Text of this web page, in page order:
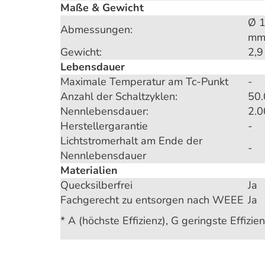
Maße & Gewicht
Abmessungen:
Ø
mm
Gewicht:
Lebensdauer
Maximale Temperatur am Tc-Punkt
-
Anzahl der Schaltzyklen:
Nennlebensdauer:
Herstellergarantie
-
Lichtstromerhalt am Ende der
Nennlebensdauer
-
Materialien
Quecksilberfrei
Ja
Fachgerecht zu entsorgen nach WEEE Ja
* A (höchste Effizienz), G geringste